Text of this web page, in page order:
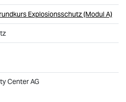
Explosionsschutz (Modul A)
Center AG